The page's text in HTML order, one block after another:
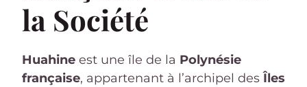
la Société
Huahine est une île de la Polynésie
française, appartenant à l’archipel desÎles